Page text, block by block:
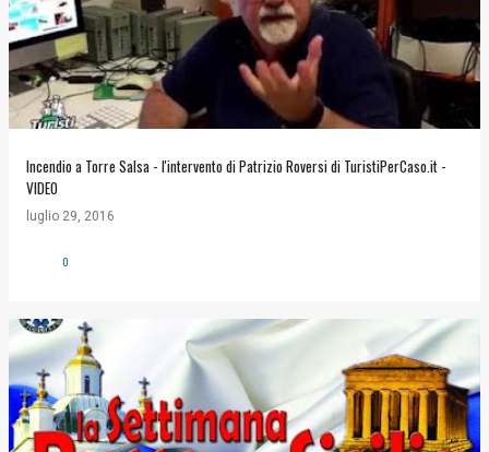
Incendio a Torre Salsa - l'intervento di Patrizio Roversi di TuristiPerCaso.it -
VIDEO
luglio 29, 2016
0